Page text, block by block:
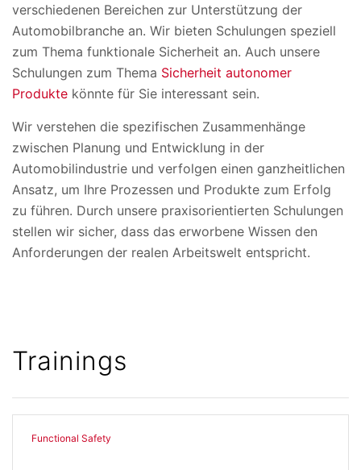
verschiedenen Bereichen zur Unterstützung der
Automobilbranche an. Wir bieten Schulungen speziell
zum Thema funktionale Sicherheit an. Auch unsere
Schulungen zum Thema Sicherheit autonomer
Produkte könnte für Sie interessant sein.
Wir verstehen die spezifischen Zusammenhänge
zwischen Planung und Entwicklung in der
Automobilindustrie und verfolgen einen ganzheitlichen
Ansatz, um Ihre Prozessen und Produkte zum Erfolg
zu führen. Durch unsere praxisorientierten Schulungen
stellen wir sicher, dass das erworbene Wissen den
Anforderungen der realen Arbeitswelt entspricht.
Trainings
Functional Safety​